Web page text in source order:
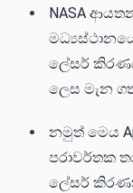
NASA
ලේසර්
ලෙස මැන
නමුත් මෙය
පරාවර්තක
ලේසර්